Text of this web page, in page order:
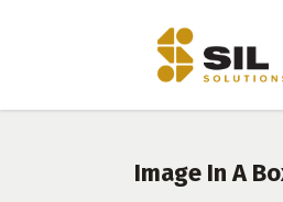
Image In A